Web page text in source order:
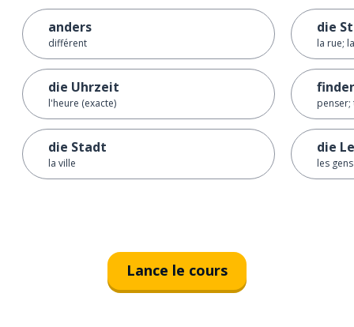
anders
différent
die Uhrzeit
l'heure (exacte)
die Stadt
la ville
die
la rue;
die
les gens
Lance le cours